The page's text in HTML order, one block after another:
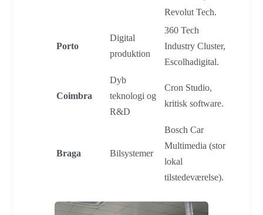
Revolut Tech.
Porto
Digital
produktion
360 Tech
Industry Cluster,
Escolhadigital.
Coimbra
Dyb
teknologi og
R&D
Cron Studio,
kritisk software.
Braga Bilsystemer
Bosch Car
Multimedia (stor
lokal
tilstedeværelse).